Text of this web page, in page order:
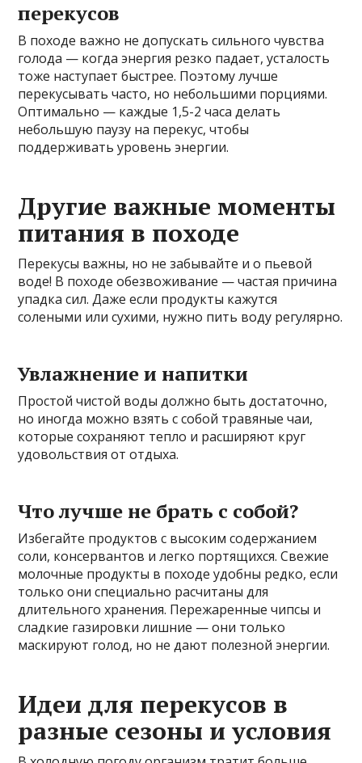
перекусов
В походе важно не допускать сильного чувства
голода — когда энергия резко падает, усталость
тоже наступает быстрее. Поэтому лучше
перекусывать часто, но небольшими порциями.
Оптимально — каждые 1,5-2 часа делать
небольшую паузу на перекус, чтобы
поддерживать уровень энергии.
Другие важные моменты
питания в походе
Перекусы важны, но не забывайте и о пьевой
воде! В походе обезвоживание — частая причина
упадка сил. Даже если продукты кажутся
солеными или сухими, нужно пить воду регулярно.
Увлажнение и напитки
Простой чистой воды должно быть достаточно,
но иногда можно взять с собой травяные чаи,
которые сохраняют тепло и расширяют круг
удовольствия от отдыха.
Что лучше не брать с собой?
Избегайте продуктов с высоким содержанием
соли, консервантов и легко портящихся. Свежие
молочные продукты в походе удобны редко, если
только они специально расчитаны для
длительного хранения. Пережаренные чипсы и
сладкие газировки лишние — они только
маскируют голод, но не дают полезной энергии.
Идеи для перекусов в
разные сезоны и условия